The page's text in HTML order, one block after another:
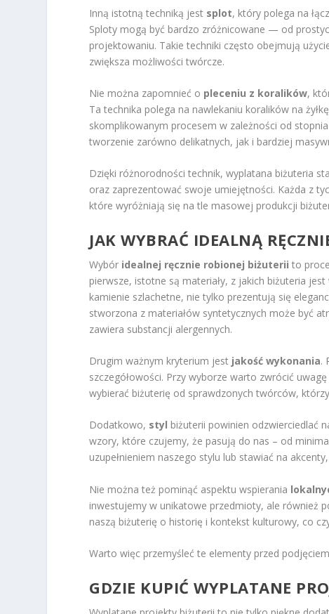
Inną istotną techniką jest splot, który polega na
Sploty mogą być bardzo zróżnicowane — od
projektowaniu. Takie techniki często obejmują
zwiększa możliwości twórcze.
Nie można zapomnieć o pleceniu z koralików,
Ta technika polega na nawlekaniu koralików na
skomplikowanym procesem w zależności od
tworzenie zarówno delikatnych, jak i bardziej
Dzięki różnorodności technik, wyplatana biżuteria
oraz zaprezentować swoje umiejętności. Każda z
które wyróżniają się na tle masowej produkcji
JAK WYBRAĆ IDEALNĄ
Wybór idealnej ręcznie robionej biżuterii to
pierwsze, istotne są materiały, z jakich biżuteria
kamienie szlachetne, nie tylko prezentują się
stworzona z materiałów syntetycznych może być
zawiera substancji alergennych.
Drugim ważnym kryterium jest jakość wykonania.
szczegółowości. Przy wyborze warto zwrócić
wybierać biżuterię od sprawdzonych twórców,
Dodatkowo, styl biżuterii powinien odzwierciedlać
wzory, które czujemy, że pasują do nas – od
uzupełnieniem naszego stylu lub stawiać na
Nie można też pominąć aspektu wspierania
inwestujemy w unikatowe przedmioty, ale również
naszą biżuterię o historię i kontekst kulturowy, co
Warto więc przemyśleć te elementy przed
GDZIE KUPIĆ WYPLATANE